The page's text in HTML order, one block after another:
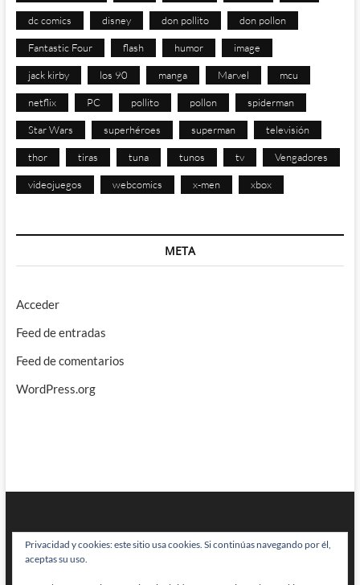
dc comics disney don pollito don pollon
Fantastic Four flash humor image
jack kirby los 90 manga Marvel mcu
netflix PC pollito pollon spiderman
Star Wars superhéroes superman televisión
thor tiras tuna tunos tv Vengadores
videojuegos webcomics x-men xbox
META
Acceder
Feed de entradas
Feed de comentarios
WordPress.org
Privacidad y cookies: este sitio usa cookies. Si continúas navegando por él,
aceptas su uso.